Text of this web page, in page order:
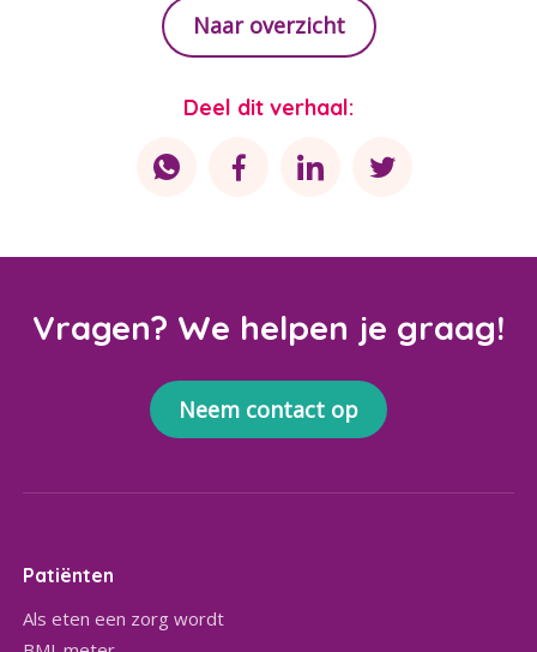
Naar overzicht
Deel dit verhaal:
Vragen? We helpen je graag!
Neem contact op
Patiënten
Als eten een zorg wordt